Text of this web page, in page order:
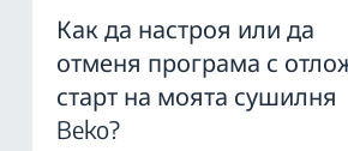
Как да настроя или да
отменя програма с
старт на моята сушилня
Beko?